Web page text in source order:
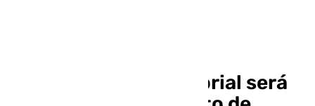
La Conferencia Sectorial será